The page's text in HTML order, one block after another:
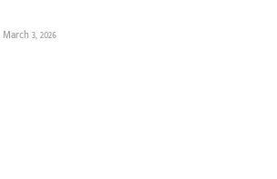
March 3, 2026